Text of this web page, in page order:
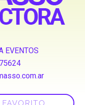
EVENTOS